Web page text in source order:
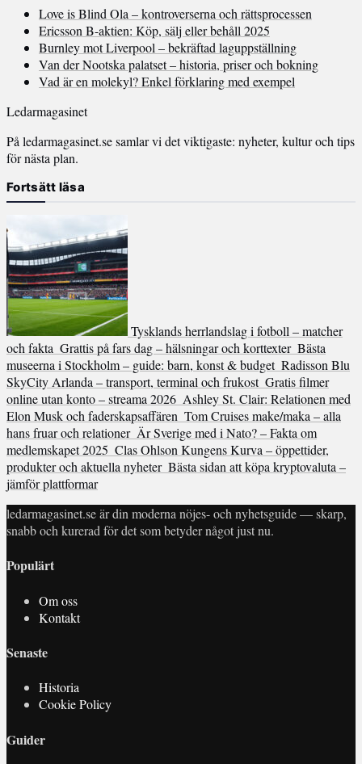
Love is Blind Ola – kontroverserna och rättsprocessen
Ericsson B-aktien: Köp, sälj eller behåll 2025
Burnley mot Liverpool – bekräftad laguppställning
Van der Nootska palatset – historia, priser och bokning
Vad är en molekyl? Enkel förklaring med exempel
Ledarmagasinet
På ledarmagasinet.se samlar vi det viktigaste: nyheter, kultur och tips
för nästa plan.
Fortsätt läsa
Tysklands herrlandslag i fotboll – matcher
och fakta Grattis på fars dag – hälsningar och korttexter Bästa
museerna i Stockholm – guide: barn, konst & budget Radisson Blu
SkyCity Arlanda – transport, terminal och frukost Gratis filmer
online utan konto – streama 2026 Ashley St. Clair: Relationen med
Elon Musk och faderskapsaffären Tom Cruises make/maka – alla
hans fruar och relationer Är Sverige med i Nato? – Fakta om
medlemskapet 2025 Clas Ohlson Kungens Kurva – öppettider,
produkter och aktuella nyheter Bästa sidan att köpa kryptovaluta –
jämför plattformar
ledarmagasinet.se är din moderna nöjes- och nyhetsguide — skarp,
snabb och kurerad för det som betyder något just nu.
Populärt
Om oss
Kontakt
Senaste
Historia
Cookie Policy
Guider